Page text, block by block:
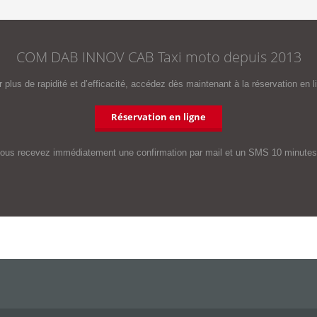
COM DAB INNOV CAB Taxi moto depuis 2013
plus de rapidité et d’efficacité, accédez dès maintenant à la réservation en
Réservation en ligne
recevez immédiatement une confirmation par mail et un SMS 10